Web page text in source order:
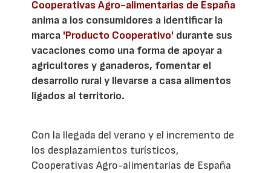
Cooperativas Agro-alimentarias de España
anima a los consumidores a identificar la
marca 'Producto Cooperativo' durante sus
vacaciones como una forma de apoyar a
agricultores y ganaderos, fomentar el
desarrollo rural y llevarse a casa alimentos
ligados al territorio.
Con la llegada del verano y el incremento de
los desplazamientos turísticos,
Cooperativas Agro-alimentarias de España